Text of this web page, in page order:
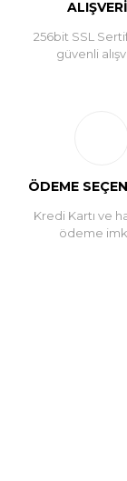
256bit SSL
güvenli
ÖDEME
Kredi Kartı ve
ödeme